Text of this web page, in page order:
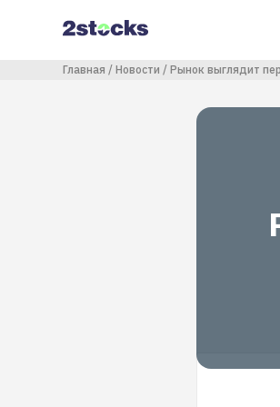
содержанию
Строка навигации
Главная Новости Рынок выглядит